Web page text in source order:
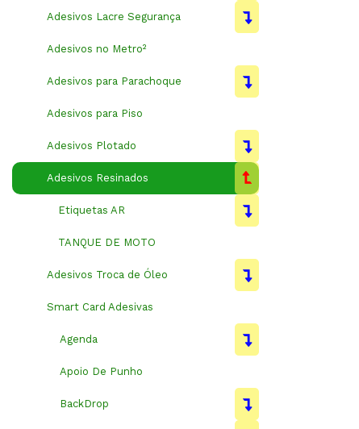
Adesivos Lacre Segurança
Adesivos no Metro²
Adesivos para Parachoque
Adesivos para Piso
Adesivos Plotado
Adesivos Resinados
Etiquetas AR
TANQUE DE MOTO
Adesivos Troca de Óleo
Smart Card Adesivas
Agenda
Apoio De Punho
BackDrop